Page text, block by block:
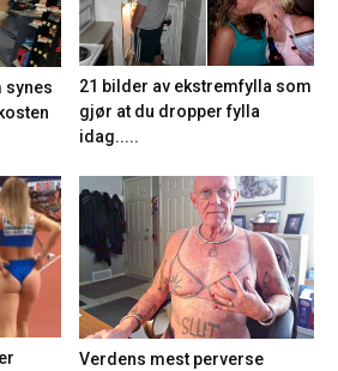
synes
21 bilder av ekstremfylla som
gjør at du dropper fylla
idag.....
Verdens mest perverse